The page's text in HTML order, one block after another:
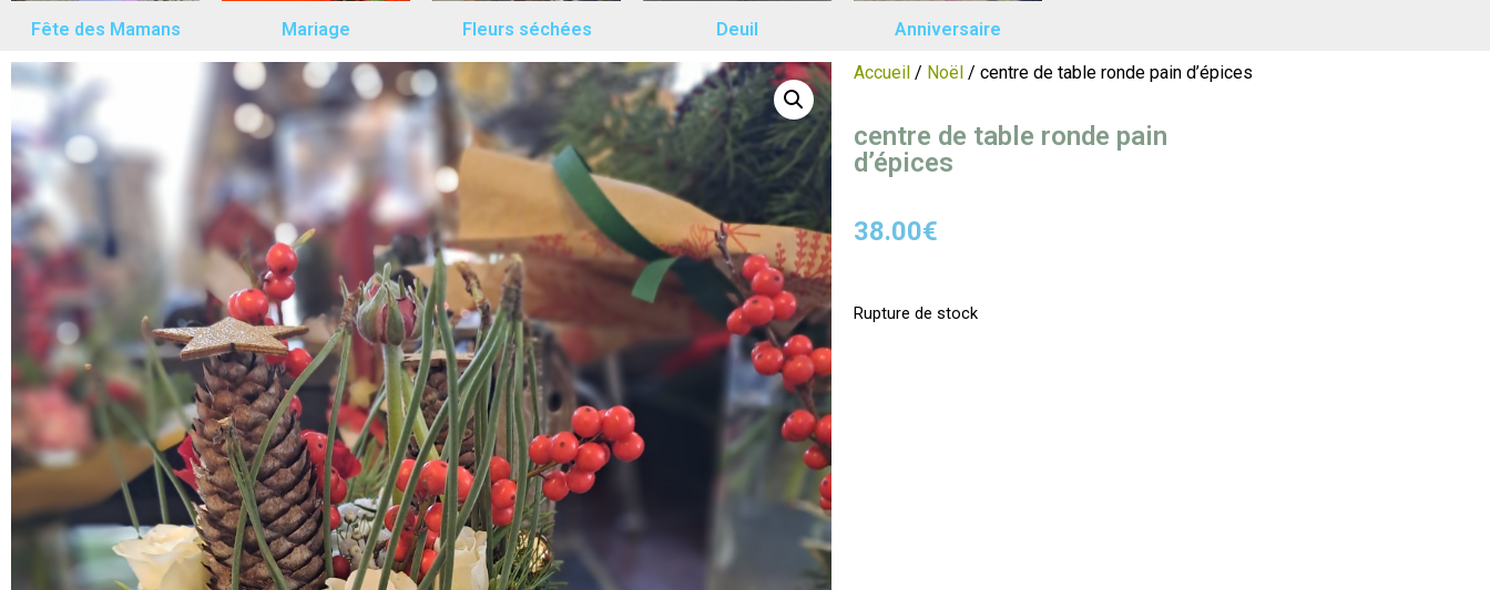
Fête des Mamans Mariage Fleurs séchées Deuil Anniversaire
Accueil/ Noël/ centre de table ronde pain d’épices
centre de table ronde pain
d’épices
38.00€
Rupture de stock